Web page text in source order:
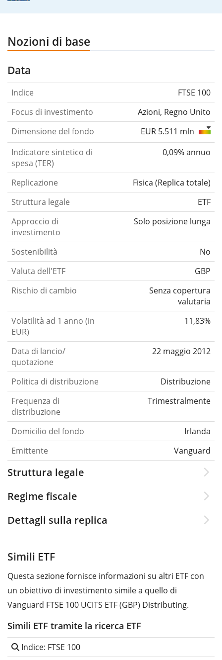
Nozioni di base
Data
Indice
FTSE 100
Focus di investimento
Azioni, Regno Unito
Dimensione del fondo
EUR 5.511 mln
Indicatore sintetico di
spesa (TER)
0,09% annuo
Replicazione Fisica (Replica totale)
Struttura legale
ETF
Approccio di
investimento
Solo posizione lunga
Sostenibilità
No
Valuta dell'ETF
GBP
Rischio di cambio
Senza copertura
valutaria
Volatilità ad 1 anno (in
EUR)
11,83%
Data di lancio/
quotazione
22 maggio 2012
Politica di distribuzione
Distribuzione
Frequenza di
distribuzione
Trimestralmente
Domicilio del fondo
Irlanda
Emittente
Vanguard
Struttura legale
Regime fiscale
Dettagli sulla replica
Simili ETF
Questa sezione fornisce informazioni su altri ETF con
un obiettivo di investimento simile a quello di
Vanguard FTSE 100 UCITS ETF (GBP) Distributing.
Simili ETF tramite la ricerca ETF
Indice: FTSE 100